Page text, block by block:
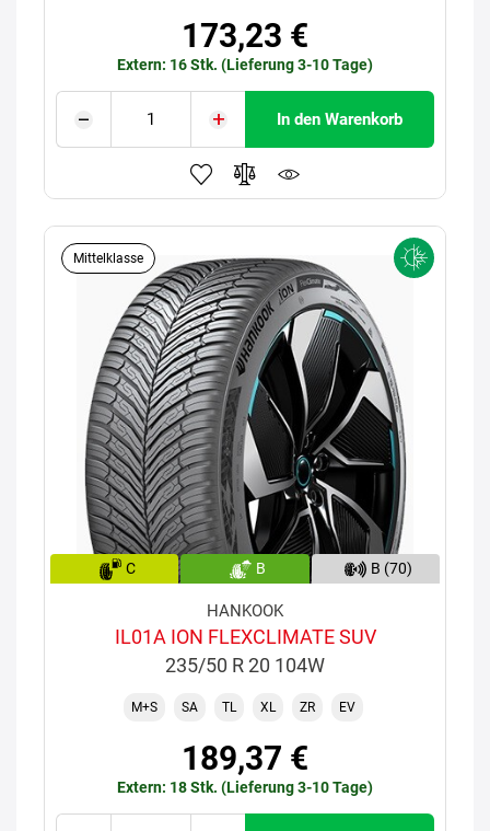
173,23 €
Extern: 16 Stk. (Lieferung 3-10 Tage)
In den Warenkorb
Mittelklasse
C B B (70)
HANKOOK
IL01A ION FLEXCLIMATE SUV
235/50 R 20 104W
M+S SA TL XL ZR EV
189,37 €
Extern: 18 Stk. (Lieferung 3-10 Tage)